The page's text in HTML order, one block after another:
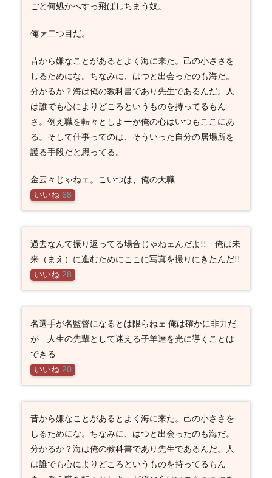
ごと何処かへすっ飛ばしちまう奴。
俺ァ二つ目だ。
昔から嫌なことがあるとよく海に来た。己の小ささを
しるためにな。ちなみに、はつと出会ったのも海だ。
分かるか？海は俺の教科書であり先生であるんだ。人
は誰でも心によりどころというものを持ってるもん
さ。例え職を転々としよーが俺の心はいつもここにあ
る。そして仕事ってのは、そういった自分の居場所を
護る手段だと思ってる。
金云々じゃねェ。こいつは、俺の天職
いいね 68
過去なんて振り返ってる場合じゃねェんだよ!! 俺は未
来（まえ）に進むためにここに写真を撮りにきたんだ!!
いいね 28
名選手が名監督になるとは限らねェ 俺は確かに非力だ
が 人生の先輩として迷える子羊達を光に導くことは
できる
いいね 20
昔から嫌なことがあるとよく海に来た。己の小ささを
しるためにな。ちなみに、はつと出会ったのも海だ。
分かるか？海は俺の教科書であり先生であるんだ。人
は誰でも心によりどころというものを持ってるもん